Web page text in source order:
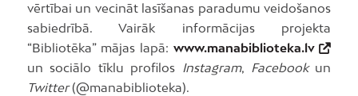
vērtībai un vecināt lasīšanas paradumu veidošanos
sabiedrībā. Vairāk informācijas projekta
“Bibliotēka” mājas lapā:www.manabiblioteka.lv
un sociālo tīklu profilos
Instagram, Facebookun
Twitter(@manabiblioteka).